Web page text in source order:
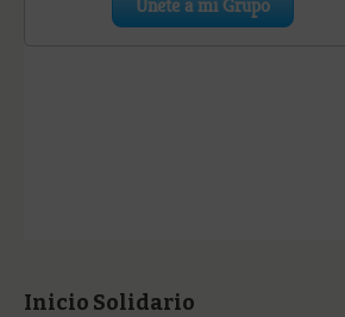
Inicio Solidario